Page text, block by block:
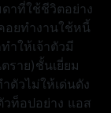
าที่ใช้ชีวิตอย่าง
อยทำงานใช้หนี้
ำให้เจ้าตัวมี
ราย)ชั้นเยี่ยม
ตัวไม่ให้เด่นดัง
ท็อปอย่าง แอส